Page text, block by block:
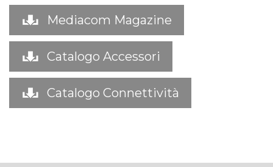
Mediacom Magazine
Catalogo Accessori
Catalogo Connettività